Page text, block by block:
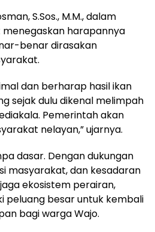
S.Sos., M.M., dalam
harapannya
benar dirasakan
dan berharap hasil ikan
sejak dulu dikenal melimpah
Pemerintah akan
nelayan,” ujarnya.
dasar. Dengan dukungan
masyarakat, dan kesadaran
ekosistem perairan,
peluang besar untuk kembali
bagi warga Wajo.